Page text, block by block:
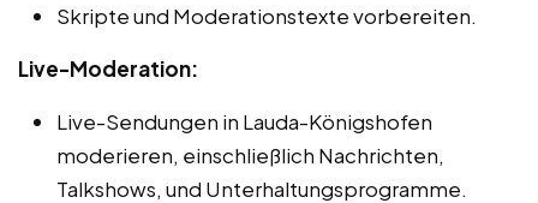
Skripte und Moderationstexte vorbereiten.
Live-Moderation:
Live-Sendungen in Lauda-Königshofen
moderieren, einschließlich Nachrichten,
Talkshows, und Unterhaltungsprogramme.